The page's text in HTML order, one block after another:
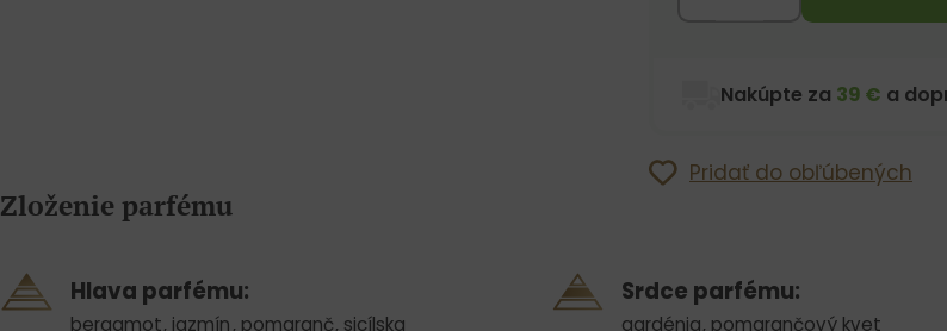
Nakúpte za 39 € a
Pridať do obľúbených
Zloženie parfému
Hlava parfému:
bergamot, jazmín, pomaranč, sicílska
Srdce parfému:
gardénia, pomarančový kvet